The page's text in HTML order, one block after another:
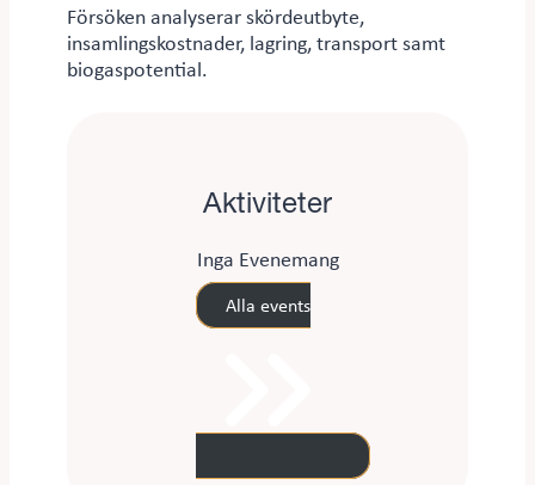
Försöken analyserar skördeutbyte,
insamlingskostnader, lagring, transport samt
biogaspotential.
Aktiviteter
Inga Evenemang
Alla events